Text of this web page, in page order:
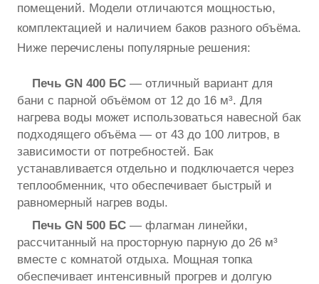
помещений. Модели отличаются мощностью,
комплектацией и наличием баков разного объёма.
Ниже перечислены популярные решения:
Печь GN 400 БС — отличный вариант для
бани с парной объёмом от 12 до 16 м³. Для
нагрева воды может использоваться навесной бак
подходящего объёма — от 43 до 100 литров, в
зависимости от потребностей. Бак
устанавливается отдельно и подключается через
теплообменник, что обеспечивает быстрый и
равномерный нагрев воды.
Печь GN 500 БС — флагман линейки,
рассчитанный на просторную парную до 26 м³
вместе с комнатой отдыха. Мощная топка
обеспечивает интенсивный прогрев и долгую